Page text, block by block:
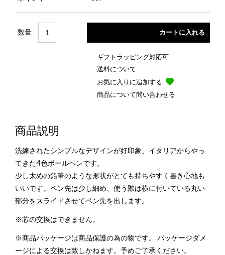
数量
ギフトラッピング対応可
送料について
お気に入りに追加する
商品について問い合わせる
商品説明
洗練されたシンプルなデザインが好印象、イタリアからやっ
てきた4色ボールペンです。
少し太めの鉛筆のような形状がとても持ちやすく書き心地も
いいです。ペン先は少し細め、使う際は横に付いている丸い
部分をスライドさせてペン先を出します。
※芯の交換はできません。
※商品パッケージは商品保護の為の物です。 パッケージダメ
ージによる交換は致しかねます。予めご了承ください。